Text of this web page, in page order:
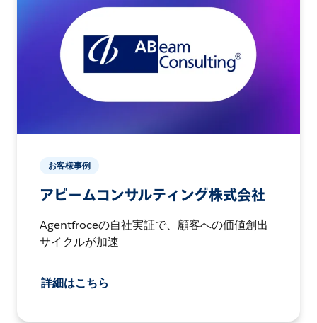
お客様事例
アビームコンサルティング株式会社
Agentfroceの自社実証で、顧客への価値創出
サイクルが加速
詳細はこちら